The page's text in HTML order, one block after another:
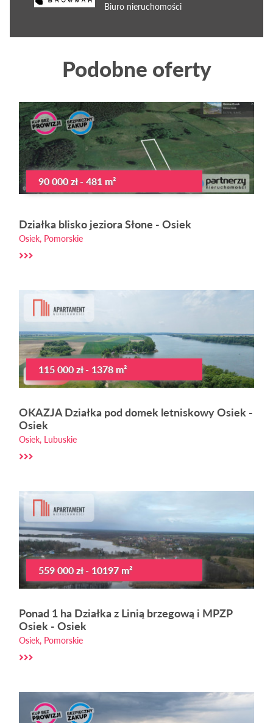
Biuro nieruchomości
Podobne oferty
90 000 zł - 481 m²
Działka blisko jeziora Słone - Osiek
Osiek, Pomorskie
115 000 zł - 1378 m²
OKAZJA Działka pod domek letniskowy Osiek -
Osiek
Osiek, Lubuskie
559 000 zł - 10197 m²
Ponad 1 ha Działka z Linią brzegową i MPZP
Osiek - Osiek
Osiek, Pomorskie